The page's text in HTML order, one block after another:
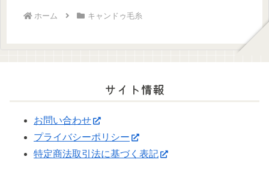
ホーム キャンドゥ毛糸
サイト情報
お問い合わせ
プライバシーポリシー
特定商法取引法に基づく表記